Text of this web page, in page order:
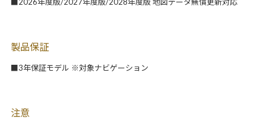
製品保証
■3年保証モデル ※対象ナビゲーション
注意